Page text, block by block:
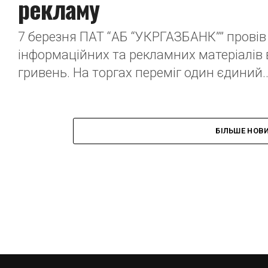
рекламу
7 березня ПАТ “АБ “УКРГАЗБАНК”” провів
інформаційних та рекламних
гривень. На торгах переміг один
БІЛЬШЕ